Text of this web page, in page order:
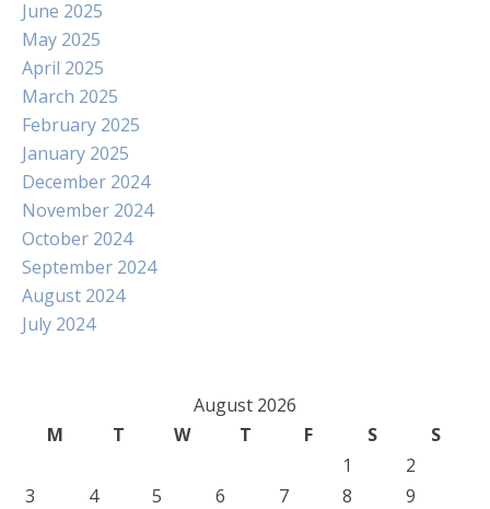
June 2025
May 2025
April 2025
March 2025
February 2025
January 2025
December 2024
November 2024
October 2024
September 2024
August 2024
July 2024
August 2026
M
T W T F S
S
1
2
3
4 5 6 7 8 9